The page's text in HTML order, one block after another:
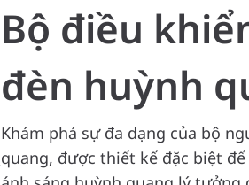
Bộ điều
đèn huỳnh
Khám phá sự đa dạng của bộ
quang, được thiết kế đặc biệt